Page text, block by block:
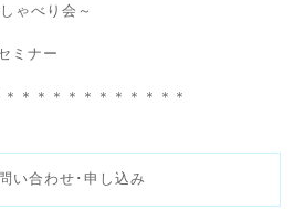
ゃべり会～
ミナー
＊＊＊＊＊＊＊＊＊＊＊
い合わせ･申し込み